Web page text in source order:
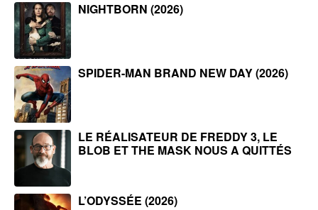
NIGHTBORN (2026)
SPIDER-MAN BRAND NEW DAY (2026)
LE RÉALISATEUR DE FREDDY 3, LE
BLOB ET THE MASK NOUS A QUITTÉS
L’ODYSSÉE (2026)